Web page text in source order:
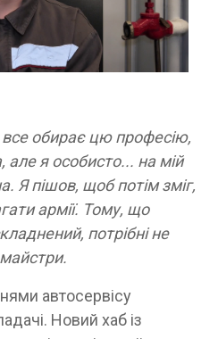
обирає цю професію,
але я особисто... на мій
Я пішов, щоб потім зміг,
армії. Тому, що
потрібні не
автосервісу
Новий хаб із